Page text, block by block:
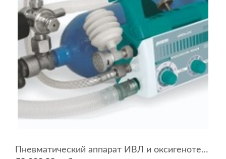
Пневматический аппарат ИВЛ и оксигенотерапии портативный АИВЛп-2/20-«ТМТ»